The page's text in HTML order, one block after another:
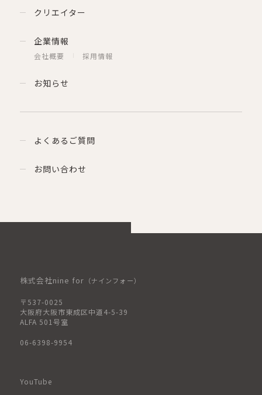
クリエイター
企業情報
会社概要 採用情報
お知らせ
よくあるご質問
お問い合わせ
株式会社nine for （ナインフォー）
〒537-0025
大阪府大阪市東成区中道4-5-39
ALFA 501号室
06-6398-9954
YouTube